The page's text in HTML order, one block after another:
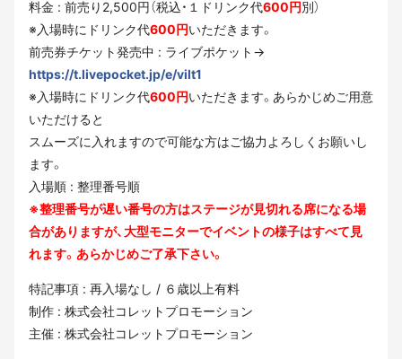
料金 : 前売り2,500円（税込・１ドリンク代600円別）
※入場時にドリンク代600円いただきます。
前売券チケット発売中 : ライブポケット→
https://t.livepocket.jp/e/vilt1
※入場時にドリンク代600円いただきます。あらかじめご用意
いただけると
スムーズに入れますので可能な方はご協力よろしくお願いし
ます。
入場順 : 整理番号順
※整理番号が遅い番号の方はステージが見切れる席になる場
合がありますが、大型モニターでイベントの様子はすべて見
れます。あらかじめご了承下さい。
特記事項 : 再入場なし / ６歳以上有料
制作 : 株式会社コレットプロモーション
主催 : 株式会社コレットプロモーション